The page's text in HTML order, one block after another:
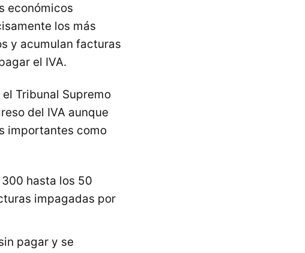
económicos
los más
y acumulan facturas
el IVA.
el Tribunal Supremo
del IVA aunque
importantes como
hasta los 50
impagadas por
pagar y se